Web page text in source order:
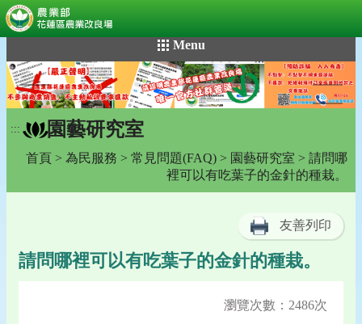
到
主
要
內
容
Menu
::: 園藝研究室
首頁 > 為民服務 > 常見問題(FAQ) > 園藝研究室 > 請問哪
裡可以有吃葉子的金針的種栽。
友善列印
請問哪裡可以有吃葉子的金針的種栽。
瀏覽次數：2486次